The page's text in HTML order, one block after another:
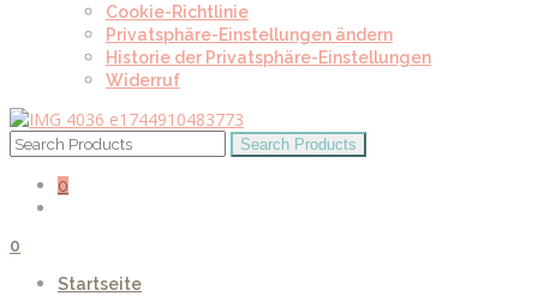
Cookie-Richtlinie
Privatsphäre-Einstellungen ändern
Historie der Privatsphäre-Einstellungen
Widerruf
0
0
Startseite